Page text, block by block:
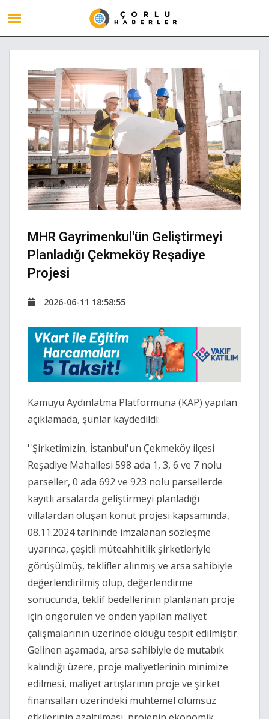
MHR Gayrimenkul'ün Geliştirmeyi
Planladığı Çekmeköy Reşadiye
Projesi
2026-06-11 18:58:55
Kamuyu Aydınlatma Platformuna (KAP) yapılan
açıklamada, şunlar kaydedildi:
''Şirketimizin, İstanbul'un Çekmeköy ilçesi
Reşadiye Mahallesi 598 ada 1, 3, 6 ve 7 nolu
parseller, 0 ada 692 ve 923 nolu parsellerde
kayıtlı arsalarda geliştirmeyi planladığı
villalardan oluşan konut projesi kapsamında,
08.11.2024 tarihinde imzalanan sözleşme
uyarınca, çeşitli müteahhitlik şirketleriyle
görüşülmüş, teklifler alınmış ve arsa sahibiyle
değerlendirilmiş olup, değerlendirme
sonucunda, teklif bedellerinin planlanan proje
için öngörülen ve önden yapılan maliyet
çalışmalarının üzerinde olduğu tespit edilmiştir.
Gelinen aşamada, arsa sahibiyle de mutabık
kalındığı üzere, proje maliyetlerinin minimize
edilmesi, maliyet artışlarının proje ve şirket
finansalları üzerindeki muhtemel olumsuz